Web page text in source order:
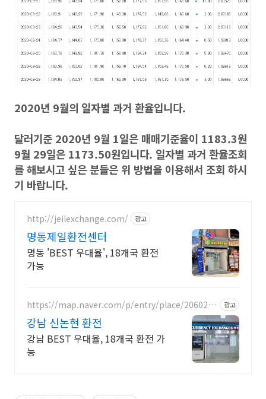
2020년 9월의 일자별 과거 환율입니다.
달러기준 2020년 9월 1일은 매매기준율이 1183.3원
9월 29일은 1173.50원입니다. 일자별 과거 환율조회
를 해보시고 싶은 분들은 위 방법을 이용해서 조회 하시
기 바랍니다.
http://jeilexchange.com/ 광고
명동제일환전센터
명동 'BEST 우대율', 18개국 환전
가능
https://map.naver.com/p/entry/place/2060232
광고
강남 신논현 환전
강남 BEST 우대율, 18개국 환전 가
능